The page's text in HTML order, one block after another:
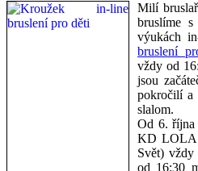
Milí
bruslíme
výukách
bruslení
vždy od
jsou
pokročilí a
slalom.
Od 6. října
KD LOLA
Svět) vždy
od 16:30